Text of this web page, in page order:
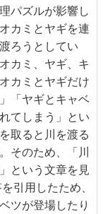
パズルが影響し
カミとヤギを連
ろうとしてい
カミ、ヤギ、キ
カミとヤギだけ
「ヤギとキャベ
てしまう」とい
取ると川を渡る
そのため、「川
という文章を見
引用したため、
ツが登場したり